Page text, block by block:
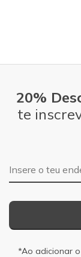
20%
te
Endereço de e-
*Ao adicionar